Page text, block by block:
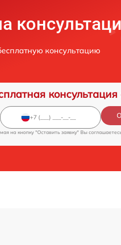
консультацию
на кнопку "Оставить заявку" Вы